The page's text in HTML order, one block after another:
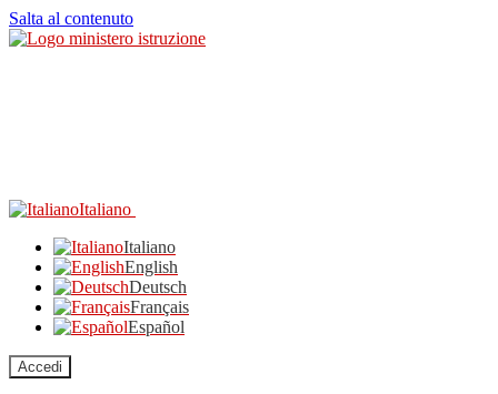
Salta al contenuto
Italiano
Italiano
English
Deutsch
Français
Español
Accedi